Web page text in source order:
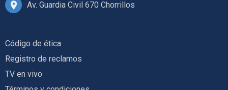
Av. Guardia Civil 670 Chorrillos
Código de ética
Registro de reclamos
TV en vivo